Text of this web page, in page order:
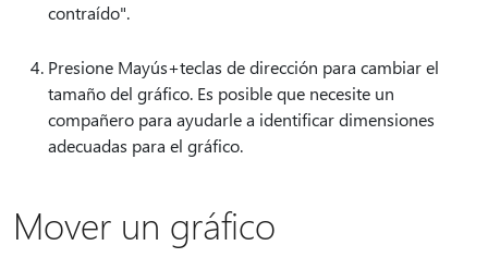
contraído".
Presione Mayús+teclas de dirección para cambiar el
tamaño del gráfico. Es posible que necesite un
compañero para ayudarle a identificar dimensiones
adecuadas para el gráfico.
Mover un gráfico